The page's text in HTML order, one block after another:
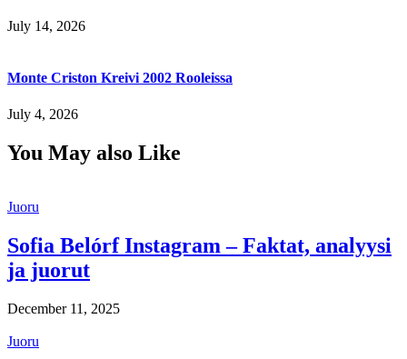
July 14, 2026
Monte Criston Kreivi 2002 Rooleissa
July 4, 2026
You May also Like
Juoru
Sofia Belórf Instagram – Faktat, analyysi
ja juorut
December 11, 2025
Juoru